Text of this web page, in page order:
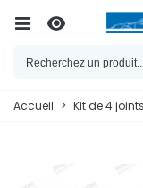
Accueil > Kit de 4